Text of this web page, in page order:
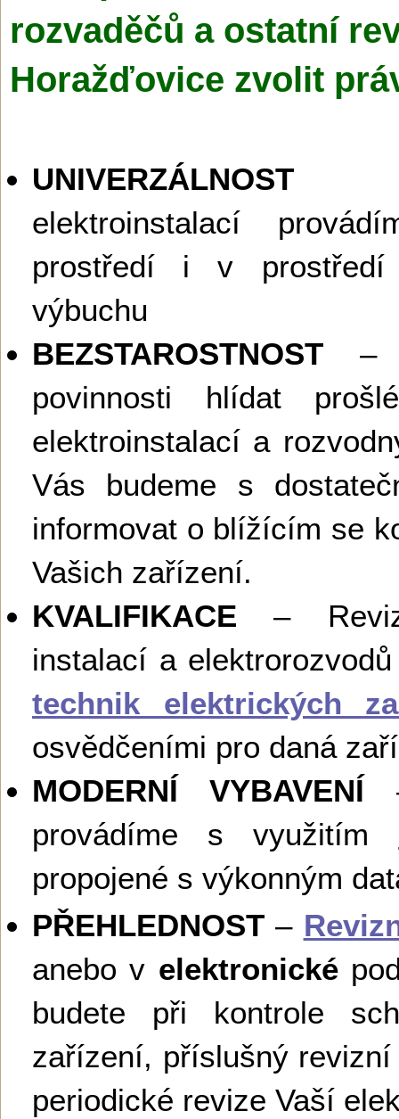
rozvaděčů a ostatní
Horažďovice zvolit
UNIVERZÁLNOST
elektroinstalací
prostředí i v prostředí
výbuchu
BEZSTAROSTNOST –
povinnosti hlídat
elektroinstalací a
Vás budeme s
informovat o blížícím se
Vašich zařízení.
KVALIFIKACE –
instalací a
technik elektrických
osvědčeními pro daná
MODERNÍ VYBAVENÍ
provádíme s využitím
propojené s výkonným
PŘEHLEDNOST –
anebo v elektronické
budete při kontrole
zařízení, příslušný
periodické revize Vaší